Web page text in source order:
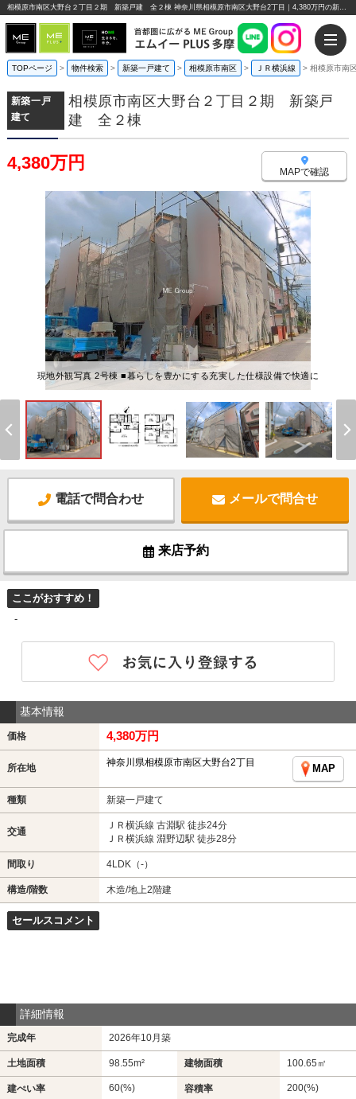
相模原市南区大野台２丁目２期 新築戸建 全２棟 神奈川県相模原市南区大野台2丁目｜4,380万円の新築一戸建て｜エムイーPLUS多摩
TOPページ > 物件検索 > 新築一戸建て > 相模原市南区 > ＪＲ横浜線 > 相模原市南
新築一戸
建て
相模原市南区大野台２丁目２期 新築戸
建 全２棟
4,380万円 MAPで確認
現地外観写真 2号棟 ■暮らしを豊かにする充実した仕様設備で快適に
電話で問合わせ メールで問合せ
来店予約
ここがおすすめ！
-
基本情報
価格 4,380万円
所在地 神奈川県相模原市南区大野台2丁目
MAP
種類 新築一戸建て
交通
ＪＲ横浜線 古淵駅 徒歩24分
ＪＲ横浜線 淵野辺駅 徒歩28分
間取り 4LDK（-）
構造/階数 木造/地上2階建
セールスコメント
詳細情報
完成年 2026年10月築
土地面積 98.55m² 建物面積 100.65㎡
建ぺい率 60(%) 容積率 200(%)